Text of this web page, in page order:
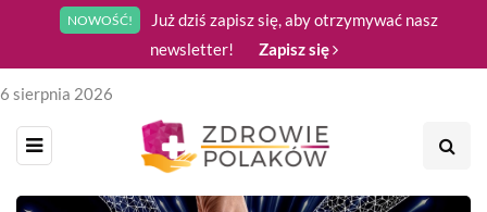
NOWOŚĆ!
Już dziś zapisz się, aby otrzymywać nasz
newsletter!
Zapisz się
6 sierpnia 2026